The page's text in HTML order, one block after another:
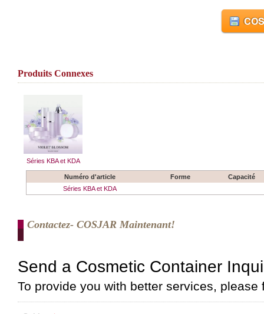
Produits Connexes
Séries KBA et KDA
Numéro d'article Forme
Capacité
Séries KBA et KDA
Contactez- COSJAR Maintenant!